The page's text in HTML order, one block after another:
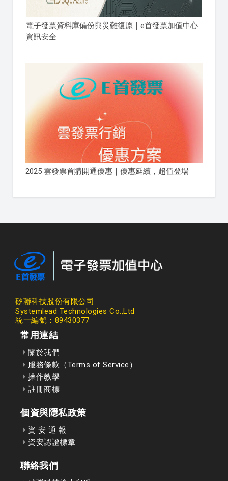
電子發票資料庫備份與災難復原｜e首發票加值中心
資訊安全
2025 雲發票首購開通優惠｜優惠延續，超值登場
矽聯科技股份有限公司
Systemlead Technologies Co.,Ltd
統一編號：89430377
常用連結
關於我們
服務條款（Terms of Service）
操作教學
註冊商標
個資與隱私政策
資 安 通 報
資安認證標章
聯絡我們